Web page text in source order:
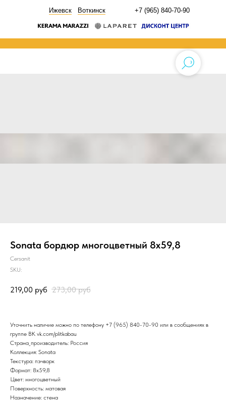
+7 (965) 840-70-90
Ижевск Воткинск
Sonata бордюр многоцветный 8х59,8
Cersanit
SKU:
219,00 руб 273,00 руб
Уточнить наличие можно по телефону +7 (965) 840-70-90 или в сообщениях в
группе ВК vk.com/plitkabau
Страна_производитель: Россия
Коллекция: Sonata
Текстура: пэчворк
Формат: 8x59,8
Цвет: многоцветный
Поверхность: матовая
Назначение: стена